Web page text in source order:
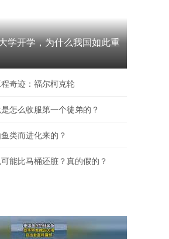
02:59
得深
伊朗新无人机震撼亮相：中
美军基地尽收眼底
学开学，为什么我国如此重
奇迹：福尔柯克轮
怎么收服第一个徒弟的？
类而进化来的？
能比马桶还脏？真的假的？